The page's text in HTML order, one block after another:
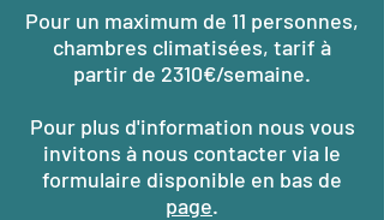
Pour un maximum de 11 personnes,
chambres climatisées, tarif à
partir de 2310€/semaine.
Pour plus d'information nous vous
invitons à nous contacter via le
formulaire disponible en bas de
page.